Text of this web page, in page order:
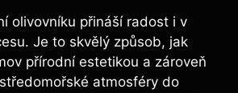
olivovníku přináší radost i v
Je to skvělý způsob, jak
přírodní estetikou a zároveň
atmosféry do